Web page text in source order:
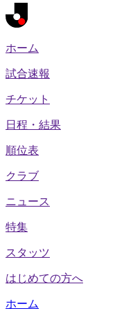
ホーム
試合速報
チケット
日程・結果
順位表
クラブ
ニュース
特集
スタッツ
はじめての方へ
ホーム